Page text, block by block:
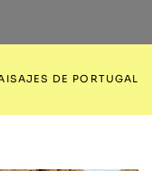
DE PORTUGAL